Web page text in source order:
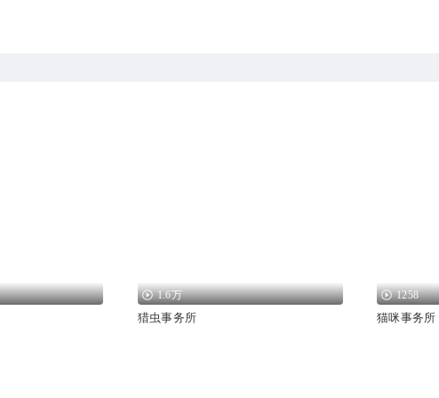
1.6万
猎虫事务所
1258
猫咪事务所